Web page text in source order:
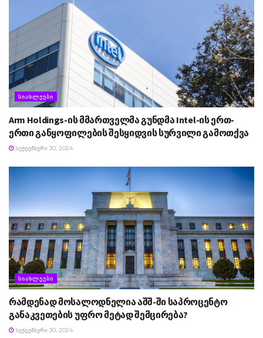
ᲡᲘᲐᲮᲚᲔᲔᲑᲘ
Arm Holdings-ის მმართველმა გუნდმა Intel-ის ერთ-
ერთი განყოფილების შესყიდვის სურვილი გამოთქვა
ᲡᲔᲥᲢᲔᲛᲑᲔᲠᲘ 30, 2024
ᲡᲘᲐᲮᲚᲔᲔᲑᲘ
რამდენად მოსალოდნელია აშშ-ში საპროცენტო
განაკვეთების უფრო მეტად შემცირება?
ᲡᲔᲥᲢᲔᲛᲑᲔᲠᲘ 30, 2024